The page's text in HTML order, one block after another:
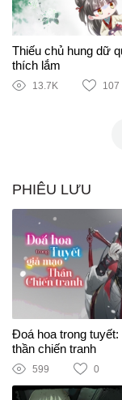
Thiếu chủ hung dữ
thích lắm
13.7K 107
PHIÊU LƯU
Đoá hoa trong tuyết:
thần chiến tranh
599 0